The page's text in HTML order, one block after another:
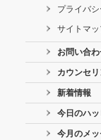
プライバ
サイトマ
お問い合
カウンセ
新着情報
今日のハ
今月のメ